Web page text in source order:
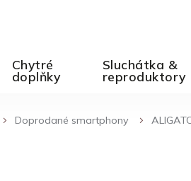
Chytré
doplňky
Sluchátka &
reproduktory
Doprodané smartphony